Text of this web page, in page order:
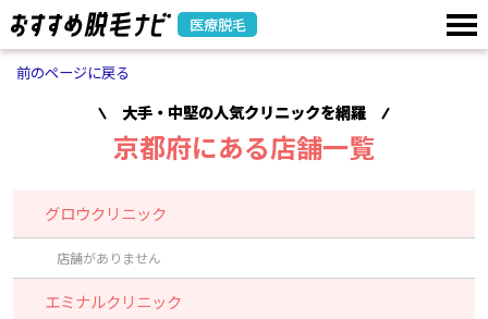
医療脱毛
前のページに戻る
大手・中堅の人気クリニックを網羅
京都府にある店舗一覧
グロウクリニック
店舗がありません
エミナルクリニック